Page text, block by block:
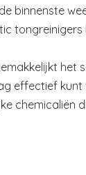
binnenste
het
effectief
chemicaliën